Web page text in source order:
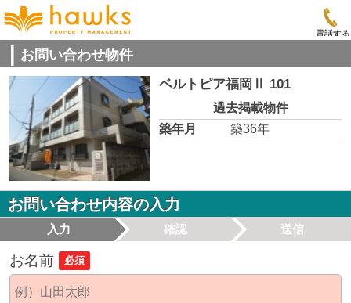
電話する
お問い合わせ物件
ベルトピア福岡Ⅱ 101
過去掲載物件
築年月
築36年
お問い合わせ内容の入力
入力 確認 送信
お名前 必須